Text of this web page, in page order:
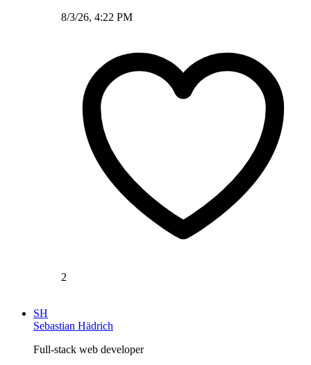
8/3/26, 4:22 PM
2
SH
Sebastian Hädrich
Full-stack web developer